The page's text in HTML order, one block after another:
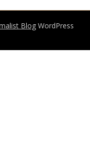
Blog WordPress